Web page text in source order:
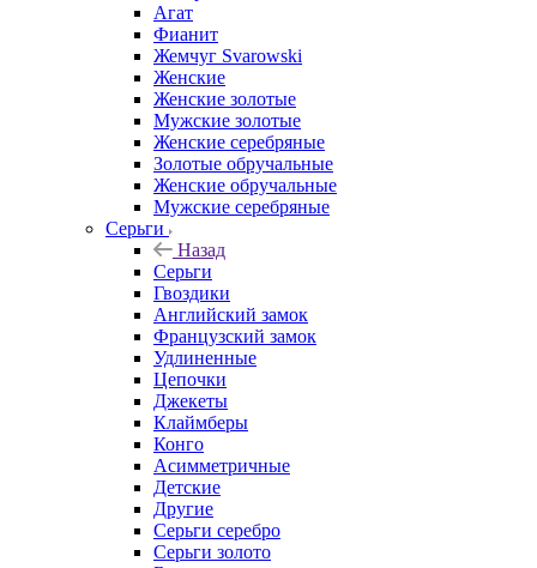
Агат
Фианит
Жемчуг Svarowski
Женские
Женские золотые
Мужские золотые
Женские серебряные
Золотые обручальные
Женские обручальные
Мужские серебряные
Серьги
Назад
Серьги
Гвоздики
Английский замок
Французский замок
Удлиненные
Цепочки
Джекеты
Клаймберы
Конго
Асимметричные
Детские
Другие
Серьги серебро
Серьги золото